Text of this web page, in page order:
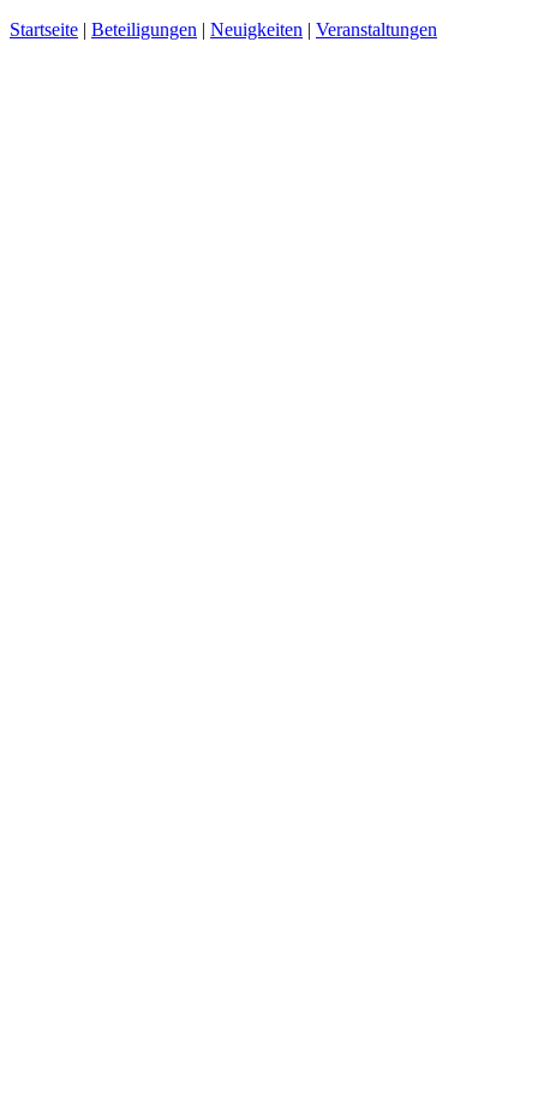
Startseite | Beteiligungen | Neuigkeiten | Veranstaltungen